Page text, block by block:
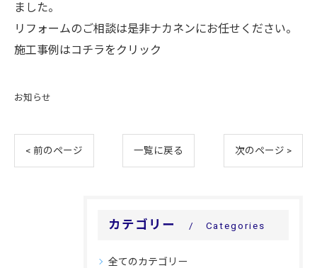
ました。
リフォームのご相談は是非ナカネンにお任せください。
施工事例はコチラをクリック
お知らせ
< 前のページ 一覧に戻る 次のページ >
カテゴリー Categories
全てのカテゴリー